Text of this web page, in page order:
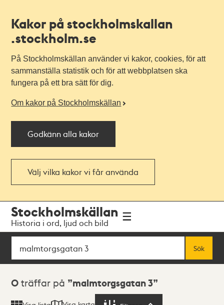
Kakor på stockholmskallan
.stockholm.se
På Stockholmskällan använder vi kakor, cookies, för att
sammanställa statistik och för att webbplatsen ska
fungera på ett bra sätt för dig.
Om kakor på Stockholmskällan
Godkänn alla kakor
Välj vilka kakor vi får använda
navigationen
huvudinnehållet
Stockholmskällan
Historia i ord, ljud och bild
Sök
Sök
Sökresultat
0 träffar på malmtorgsgatan 3